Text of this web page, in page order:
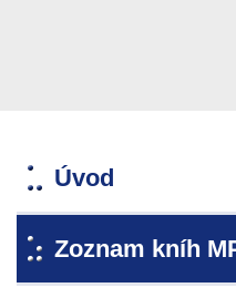
Úvod
Zoznam kníh